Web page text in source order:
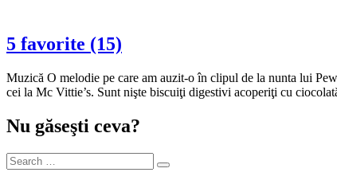
5 favorite (15)
Muzică O melodie pe care am auzit-o în clipul de la nunta lui PewDiePie şi a rămas pe repeat mult timp este Real Good Feeling – Oh The Larceny Mâncare Nişte biscuiţi foarte delicioşi descoperiţi recent sunt
cei la Mc Vittie’s. Sunt nişte biscuiţi digestivi acoperiţi cu
Nu găseşti ceva?